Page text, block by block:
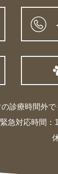
診療時間外で
緊急対応時間：